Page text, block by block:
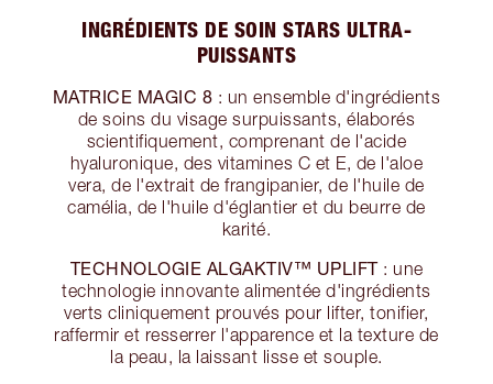
INGRÉDIENTS DE SOIN STARS ULTRA-
PUISSANTS
MATRICE MAGIC 8 : un ensemble d'ingrédients
de soins du visage surpuissants, élaborés
scientifiquement, comprenant de l'acide
hyaluronique, des vitamines C et E, de l'aloe
vera, de l'extrait de frangipanier, de l'huile de
camélia, de l'huile d'églantier et du beurre de
karité.
TECHNOLOGIE ALGAKTIV™ UPLIFT: une
technologie innovante alimentée d'ingrédients
verts cliniquement prouvés pour lifter, tonifier,
raffermir et resserrer l'apparence et la texture de
la peau, la laissant lisse et souple.